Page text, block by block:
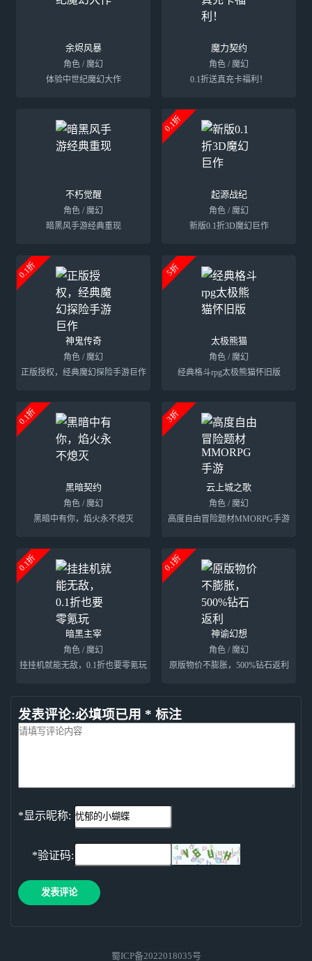
余烬风暴
角色 / 魔幻
体验中世纪魔幻大作
魔力契约
角色 / 魔幻
0.1折送真充卡福利！
不朽觉醒
角色 / 魔幻
暗黑风手游经典重现
0.1折
起源战纪
角色 / 魔幻
新版0.1折3D魔幻巨作
0.1折
神鬼传奇
角色 / 魔幻
正版授权，经典魔幻探险手游巨作
5折
太极熊猫
角色 / 魔幻
经典格斗rpg太极熊猫怀旧版
0.1折
黑暗契约
角色 / 魔幻
黑暗中有你，焰火永不熄灭
3折
云上城之歌
角色 / 魔幻
高度自由冒险题材MMORPG手游
0.1折
暗黑主宰
角色 / 魔幻
挂挂机就能无敌，0.1折也要零氪玩
0.1折
神谕幻想
角色 / 魔幻
原版物价不膨胀，500%钻石返利
发表评论:必填项已用 * 标注
*显示昵称:
*验证码:
发表评论
蜀ICP备2022018035号